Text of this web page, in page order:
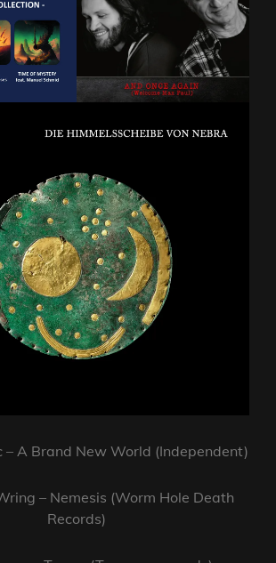
– A Brand New World (Independent)
– Nemesis (Worm Hole Death
Records)